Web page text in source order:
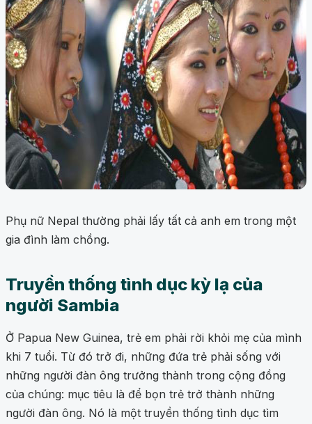
Phụ nữ Nepal thường phải lấy tất cả anh em trong một
gia đình làm chồng.
Truyền thống tình dục kỳ lạ của
người Sambia
Ở Papua New Guinea, trẻ em phải rời khỏi mẹ của mình
khi 7 tuổi. Từ đó trở đi, những đứa trẻ phải sống với
những người đàn ông trưởng thành trong cộng đồng
của chúng: mục tiêu là để bọn trẻ trở thành những
người đàn ông. Nó là một truyền thống tình dục tìm